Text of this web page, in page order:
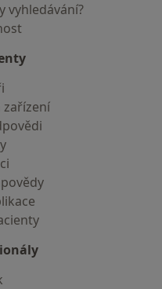
vyhledávání?
zařízení